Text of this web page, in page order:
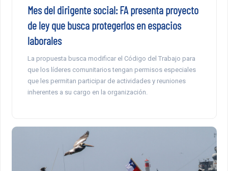
Mes del dirigente social: FA presenta proyecto
de ley que busca protegerlos en espacios
laborales
La propuesta busca modificar el Código del Trabajo para
que los líderes comunitarios tengan permisos especiales
que les permitan participar de actividades y reuniones
inherentes a su cargo en la organización.